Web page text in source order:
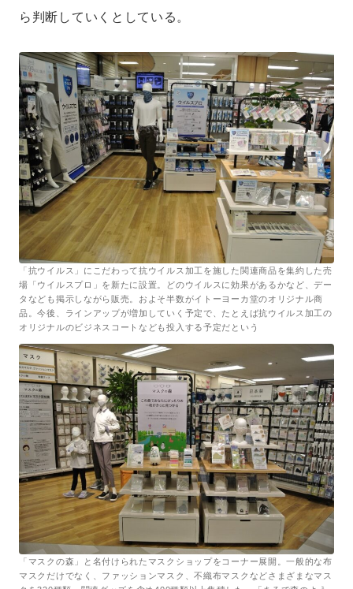
ら判断していくとしている。
「抗ウイルス」にこだわって抗ウイルス加工を施した関連商品を集約した売
場「ウイルスプロ」を新たに設置。どのウイルスに効果があるかなど、デー
タなども掲示しながら販売。およそ半数がイトーヨーカ堂のオリジナル商
品。今後、ラインアップが増加していく予定で、たとえば抗ウイルス加工の
オリジナルのビジネスコートなども投入する予定だという
「マスクの森」と名付けられたマスクショップをコーナー展開。一般的な布
マスクだけでなく、ファッションマスク、不織布マスクなどさまざまなマス